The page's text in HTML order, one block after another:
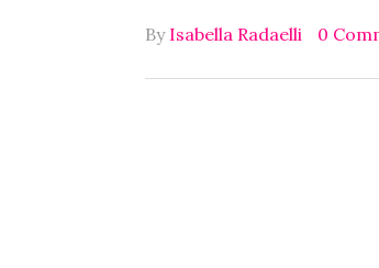
By Isabella Radaelli 0